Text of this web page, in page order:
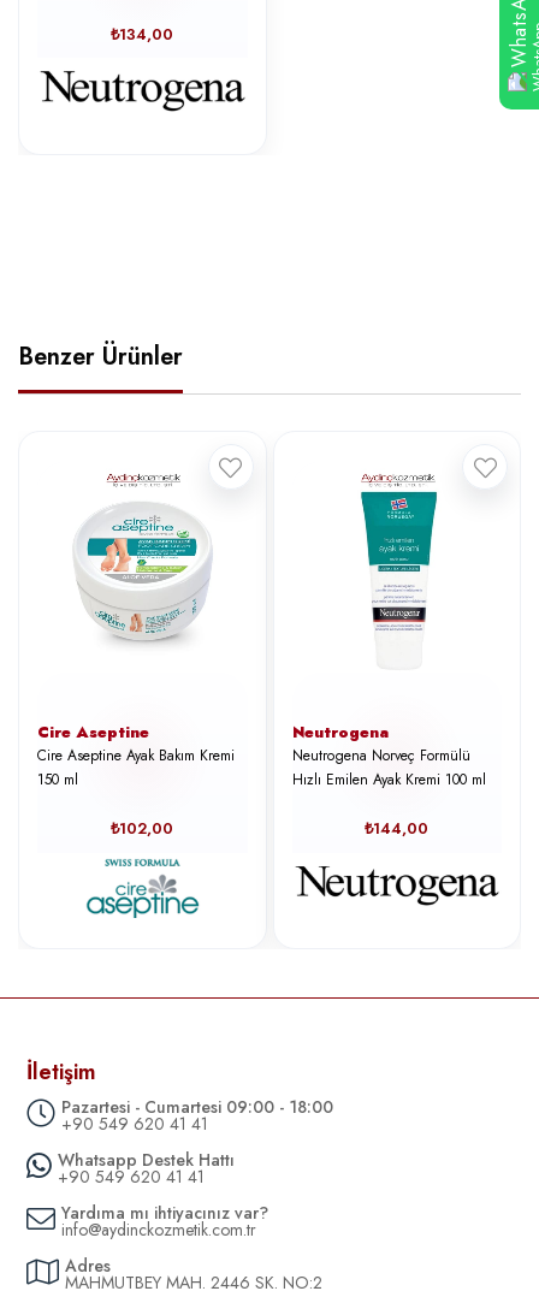
₺134,00
Benzer Ürünler
Cire Aseptine
Cire Aseptine Ayak Bakım Kremi
150 ml
₺102,00
Neutrogena
Neutrogena Norveç Formülü
Hızlı Emilen Ayak Kremi 100 ml
₺144,00
İletişim
Pazartesi - Cumartesi 09:00 - 18:00
+90 549 620 41 41
Whatsapp Destek Hattı
+90 549 620 41 41
Yardıma mı ihtiyacınız var?
info@aydinckozmetik.com.tr
Adres
MAHMUTBEY MAH. 2446 SK. NO:2
WhatsApp